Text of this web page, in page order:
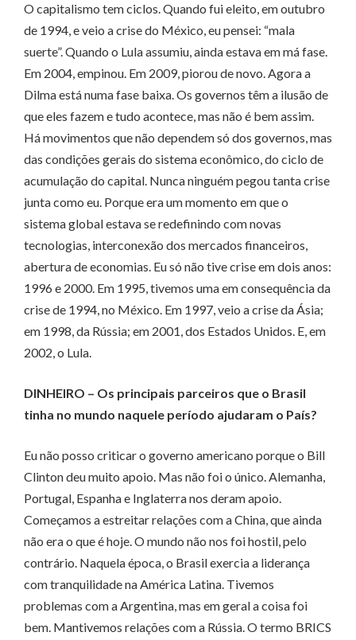
O capitalismo tem ciclos. Quando fui eleito, em outubro
de 1994, e veio a crise do México, eu pensei: “mala
suerte”. Quan­­­­do o Lula assumiu, ain­­­da estava em má fase.
Em 2004, empinou. Em 2009, piorou de novo. Agora a
Dilma está numa fase baixa. Os governos têm a ilusão de
que eles fazem e tudo acontece, mas não é bem assim.
Há movimentos que não dependem só dos governos, mas
das condições gerais do sistema econômico, do ciclo de
acumulação do capital. Nunca ninguém pegou tanta crise
junta como eu. Porque era um momento em que o
sistema global estava se redefinindo com novas
tecnologias, interconexão dos mercados financeiros,
abertura de economias. Eu só não tive crise em dois anos:
1996 e 2000. Em 1995, tivemos uma em consequência da
crise de 1994, no México. Em 1997, veio a crise da Ásia;
em 1998, da Rússia; em 2001, dos Estados Unidos. E, em
2002, o Lula.
DINHEIRO – Os principais parceiros que o Brasil
tinha no mundo naquele período ajudaram o País?
Eu não posso criticar o governo americano porque o Bill
Clinton deu muito apoio. Mas não foi o único. Alemanha,
Portugal, Espanha e Inglaterra nos deram apoio.
Começamos a estreitar relações com a China, que ainda
não era o que é hoje. O mundo não nos foi hostil, pelo
contrário. Naquela época, o Brasil exercia a liderança
com tranquilidade na América Latina. Tivemos
problemas com a Argentina, mas em geral a coisa foi
bem. Mantivemos relações com a Rússia. O termo BRICS